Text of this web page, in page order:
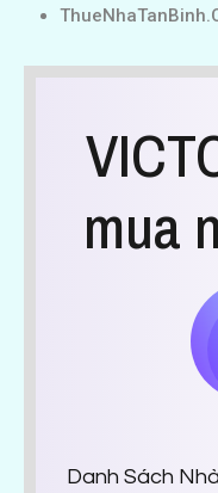
mua
Danh Sách